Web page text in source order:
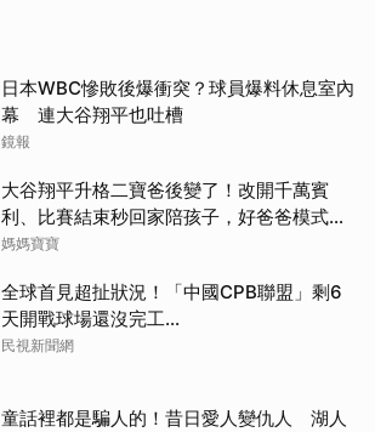
日本WBC慘敗後爆衝突？球員爆料休息室內
幕 連大谷翔平也吐槽
鏡報
大谷翔平升格二寶爸後變了！改開千萬賓
利、比賽結束秒回家陪孩子，好爸爸模式全
開
媽媽寶寶
全球首見超扯狀況！「中國CPB聯盟」剩6
天開戰球場還沒完工...
民視新聞網
童話裡都是騙人的！昔日愛人變仇人 湖人